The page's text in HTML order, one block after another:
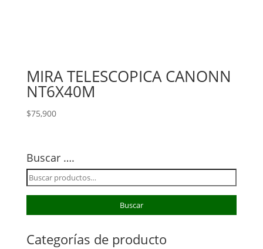
MIRA TELESCOPICA CANONN
NT6X40M
$75,900
Buscar ….
Buscar
por:
Buscar
Categorías de producto